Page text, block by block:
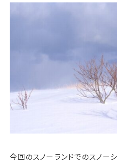
今回のスノーランドでのスノー